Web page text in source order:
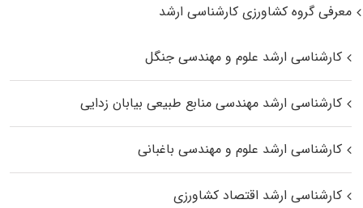
معرفی گروه کشاورزی کارشناسی ارشد
کارشناسی ارشد علوم و مهندسی جنگل
کارشناسی ارشد مهندسی منابع طبیعی بیابان زدایی
کارشناسی ارشد علوم و مهندسی باغبانی
کارشناسی ارشد اقتصاد کشاورزی